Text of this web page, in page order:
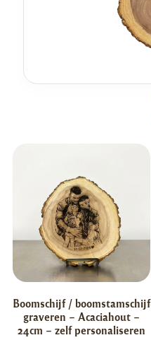
Boomschijf / boomstamschijf
graveren – Acaciahout –
24cm – zelf personaliseren